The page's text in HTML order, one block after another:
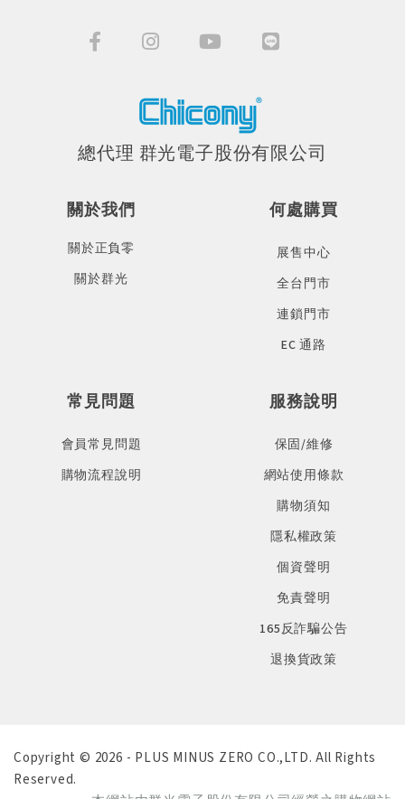
總代理 群光電子股份有限公司
關於我們
關於正負零
關於群光
何處購買
展售中心
全台門市
連鎖門市
EC 通路
常見問題
會員常見問題
購物流程說明
服務說明
保固/維修
網站使用條款
購物須知
隱私權政策
個資聲明
免責聲明
165反詐騙公告
退換貨政策
Copyright © 2026 - PLUS MINUS ZERO CO.,LTD. All Rights
Reserved.